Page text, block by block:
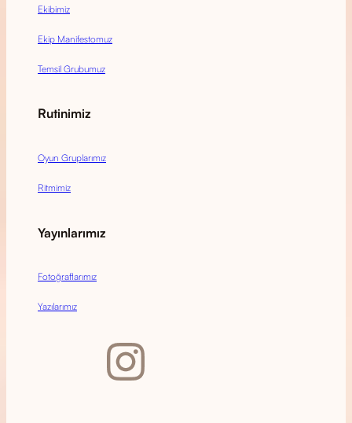
Ekibimiz
Ekip Manifestomuz
Temsil Grubumuz
Rutinimiz
Oyun Gruplarımız
Ritmimiz
Yayınlarımız
Fotoğraflarımız
Yazılarımız